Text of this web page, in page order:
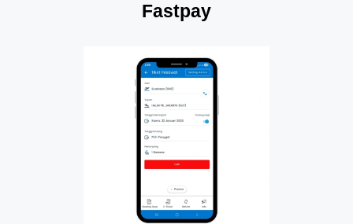
Fastpay